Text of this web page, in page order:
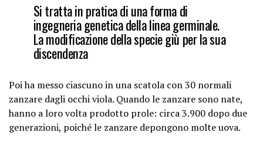
Si tratta in pratica di una forma di
ingegneria genetica della linea germinale.
La modificazione della specie giù per la sua
discendenza
Poi ha messo ciascuno in una scatola con 30 normali
zanzare dagli occhi viola. Quando le zanzare sono nate,
hanno a loro volta prodotto prole: circa 3.900 dopo due
generazioni, poiché le zanzare depongono molte uova.